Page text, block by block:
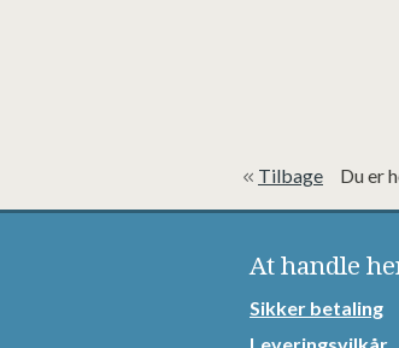
Tilbage Du er
At handle
Sikker betaling
Leveringsvilkår